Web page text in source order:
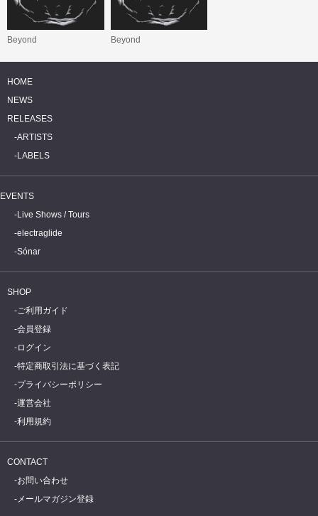
Beyond Beyond
HOME
NEWS
RELEASES
ARTISTS
LABELS
EVENTS
Live Shows / Tours
electraglide
Sónar
SHOP
ご利用ガイド
会員登録
ログイン
特定商取引法に基づく表記
プライバシーポリシー
運営会社
利用規約
CONTACT
お問い合わせ
メールマガジン登録